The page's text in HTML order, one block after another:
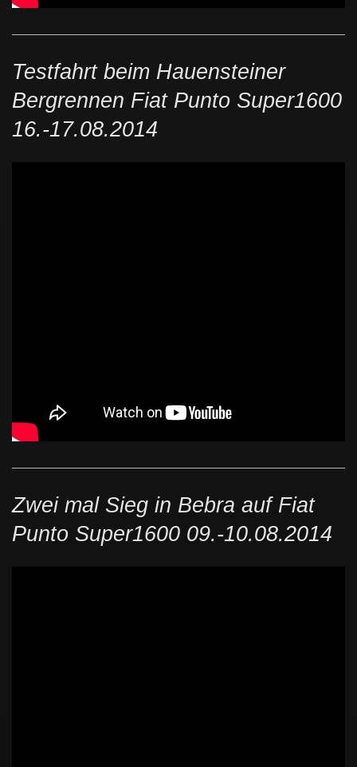
Testfahrt beim Hauensteiner
Bergrennen Fiat Punto Super1600
16.-17.08.2014
Zwei mal Sieg in Bebra auf Fiat
Punto Super1600 09.-10.08.2014